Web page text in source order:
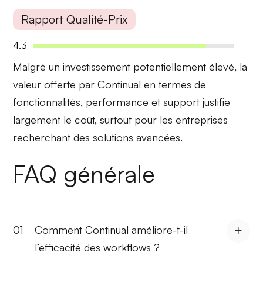
Rapport Qualité-Prix
4.3
Malgré uninvestissement potentiellement élevé, la
valeur offerte par Continual en termes de
fonctionnalités, performance et support justifie
largement le coût, surtout pour les entreprises
recherchant des solutions avancées.
FAQ générale
01
Comment Continual améliore-t-il
l’efficacité des workflows ?